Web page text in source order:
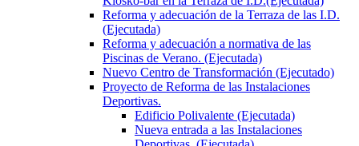
Reforma y adecuación de la Terraza de las I.D.
(Ejecutada)
Reforma y adecuación a normativa de las
Piscinas de Verano. (Ejecutada)
Nuevo Centro de Transformación (Ejecutado)
Proyecto de Reforma de las Instalaciones
Deportivas.
Edificio Polivalente (Ejecutada)
Nueva entrada a las Instalaciones